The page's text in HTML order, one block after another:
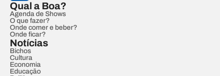
Qual a Boa?
Agenda de Shows
O que fazer?
Onde comer e beber?
Onde ficar?
Notícias
Bichos
Cultura
Economia
Educação